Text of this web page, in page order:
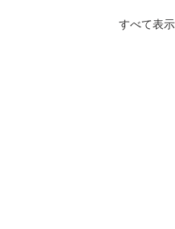
すべて表示